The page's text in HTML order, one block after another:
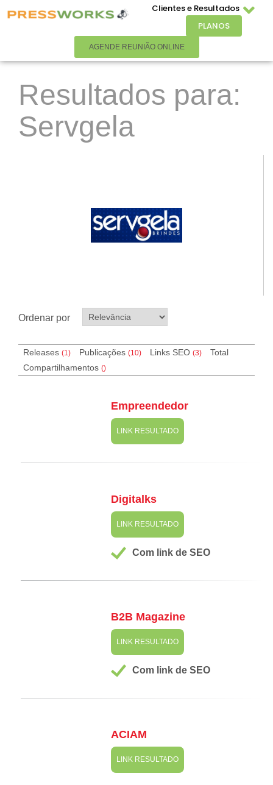
Clientes e Resultados
PLANOS
AGENDE REUNIÃO ONLINE
Resultados para:
Servgela
Ordenar por
Releases (1) Publicações (10) Links SEO (3)
Total
Compartilhamentos ()
Empreendedor
LINK RESULTADO
Digitalks
LINK RESULTADO
Com link de SEO
B2B Magazine
LINK RESULTADO
Com link de SEO
ACIAM
LINK RESULTADO